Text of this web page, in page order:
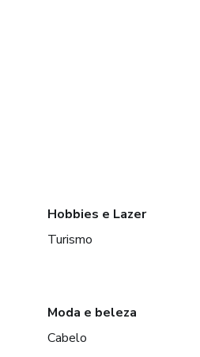
Hobbies e Lazer
Turismo
Moda e beleza
Cabelo